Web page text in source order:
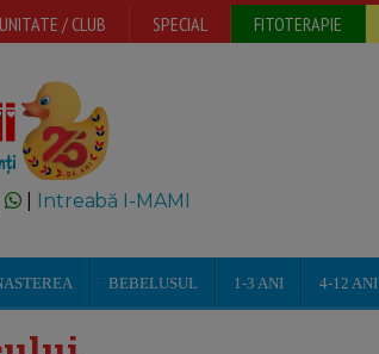
/ CLUB SPECIAL FITOTERAPIE
| Intreabă I-MAMI
BEBELUSUL 1-3 ANI 4-12 ANI